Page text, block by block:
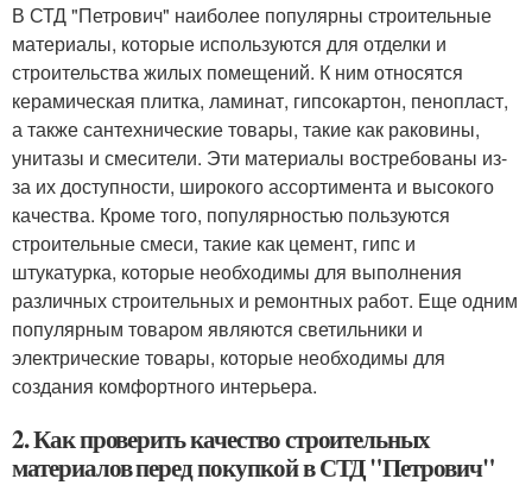
В СТД "Петрович" наиболее популярны строительные
материалы, которые используются для отделки и
строительства жилых помещений. К ним относятся
керамическая плитка, ламинат, гипсокартон, пенопласт,
а также сантехнические товары, такие как раковины,
унитазы и смесители. Эти материалы востребованы из-
за их доступности, широкого ассортимента и высокого
качества. Кроме того, популярностью пользуются
строительные смеси, такие как цемент, гипс и
штукатурка, которые необходимы для выполнения
различных строительных и ремонтных работ. Еще одним
популярным товаром являются светильники и
электрические товары, которые необходимы для
создания комфортного интерьера.
2. Как проверить качество строительных
материалов перед покупкой в СТД "Петрович"